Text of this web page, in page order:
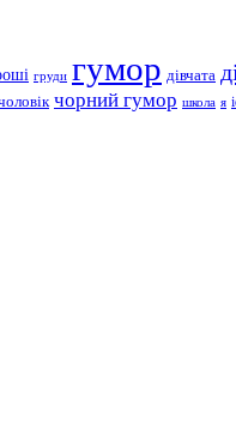
груди гумор дівчата
чорний гумор школа я